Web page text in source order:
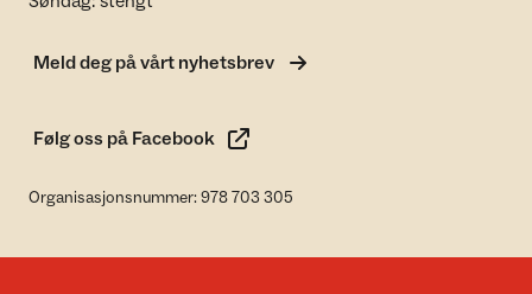
Meld deg på vårt nyhetsbrev
Følg oss på Facebook
Organisasjonsnummer: 978 703 305